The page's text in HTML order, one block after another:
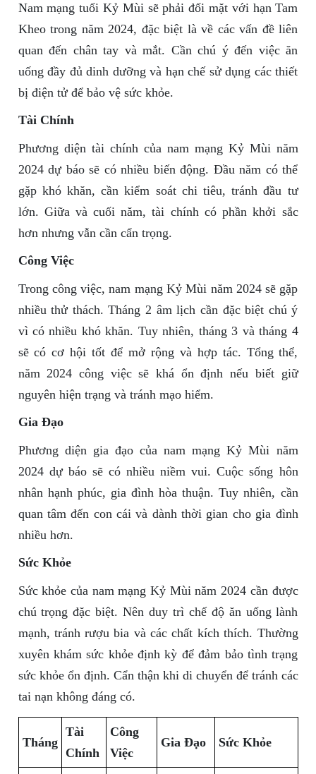
Nam mạng tuổi Kỷ Mùi sẽ phải đối mặt với hạn Tam
Kheo trong năm 2024, đặc biệt là về các vấn đề liên
quan đến chân tay và mắt. Cần chú ý đến việc ăn
uống đầy đủ dinh dưỡng và hạn chế sử dụng các thiết
bị điện tử để bảo vệ sức khỏe.
Tài Chính
Phương diện tài chính của nam mạng Kỷ Mùi năm
2024 dự báo sẽ có nhiều biến động. Đầu năm có thể
gặp khó khăn, cần kiểm soát chi tiêu, tránh đầu tư
lớn. Giữa và cuối năm, tài chính có phần khởi sắc
hơn nhưng vẫn cần cẩn trọng.
Công Việc
Trong công việc, nam mạng Kỷ Mùi năm 2024 sẽ gặp
nhiều thử thách. Tháng 2 âm lịch cần đặc biệt chú ý
vì có nhiều khó khăn. Tuy nhiên, tháng 3 và tháng 4
sẽ có cơ hội tốt để mở rộng và hợp tác. Tổng thể,
năm 2024 công việc sẽ khá ổn định nếu biết giữ
nguyên hiện trạng và tránh mạo hiểm.
Gia Đạo
Phương diện gia đạo của nam mạng Kỷ Mùi năm
2024 dự báo sẽ có nhiều niềm vui. Cuộc sống hôn
nhân hạnh phúc, gia đình hòa thuận. Tuy nhiên, cần
quan tâm đến con cái và dành thời gian cho gia đình
nhiều hơn.
Sức Khỏe
Sức khỏe của nam mạng Kỷ Mùi năm 2024 cần được
chú trọng đặc biệt. Nên duy trì chế độ ăn uống lành
mạnh, tránh rượu bia và các chất kích thích. Thường
xuyên khám sức khỏe định kỳ để đảm bảo tình trạng
sức khỏe ổn định. Cẩn thận khi di chuyển để tránh các
tai nạn không đáng có.
Tháng
Tài
Chính
Công
Việc
Gia Đạo Sức Khỏe